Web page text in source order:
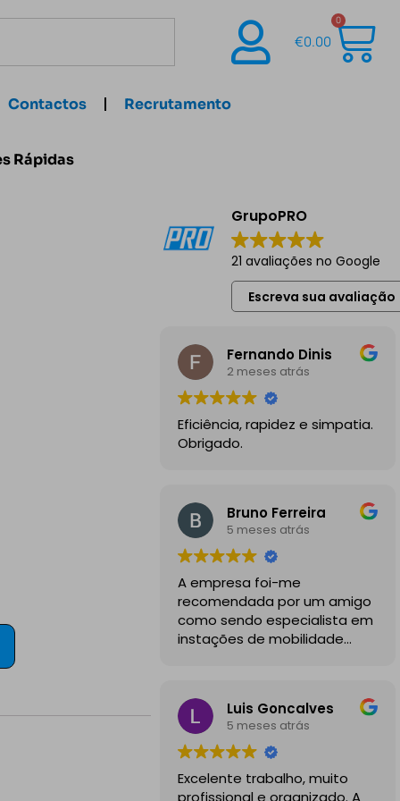
€0.00
0
Contactos Recrutamento
Rápidas
GrupoPRO
21 avaliações no Google
Escreva sua avaliação
Fernando Dinis
2 meses atrás
Eficiência, rapidez e simpatia.
Obrigado.
Bruno Ferreira
5 meses atrás
A empresa foi-me
recomendada por um amigo
como sendo especialista em
instações de mobilidade
profissionais, comunicativos e
disponiveis para todas as
minhas dúvidas.
A instalação de tomada
reforçada em garagem
Luis Goncalves
5 meses atrás
Excelente trabalho, muito
profissional e organizado. A